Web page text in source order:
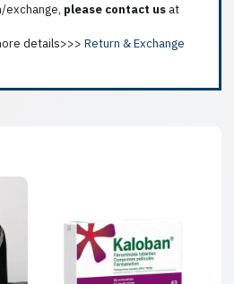
exchange, please contact us at
details>>> Return & Exchange